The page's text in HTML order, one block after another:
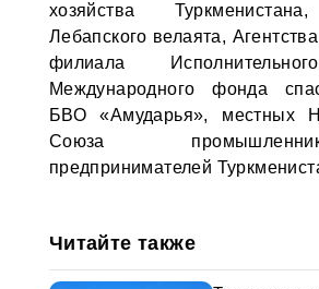
хозяйства
Лебапского велаята,
филиала
Международного фонда
БВО «Амударья», местных
Союза
предпринимателей
Читайте также